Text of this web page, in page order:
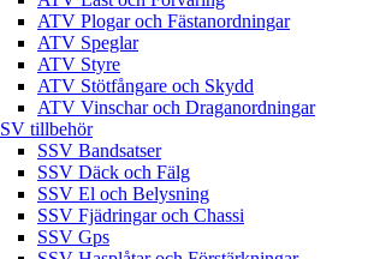
ATV Plogar och Fästanordningar
ATV Speglar
ATV Styre
ATV Stötfångare och Skydd
ATV Vinschar och Draganordningar
tillbehör
SSV Bandsatser
SSV Däck och Fälg
SSV El och Belysning
SSV Fjädringar och Chassi
SSV Gps